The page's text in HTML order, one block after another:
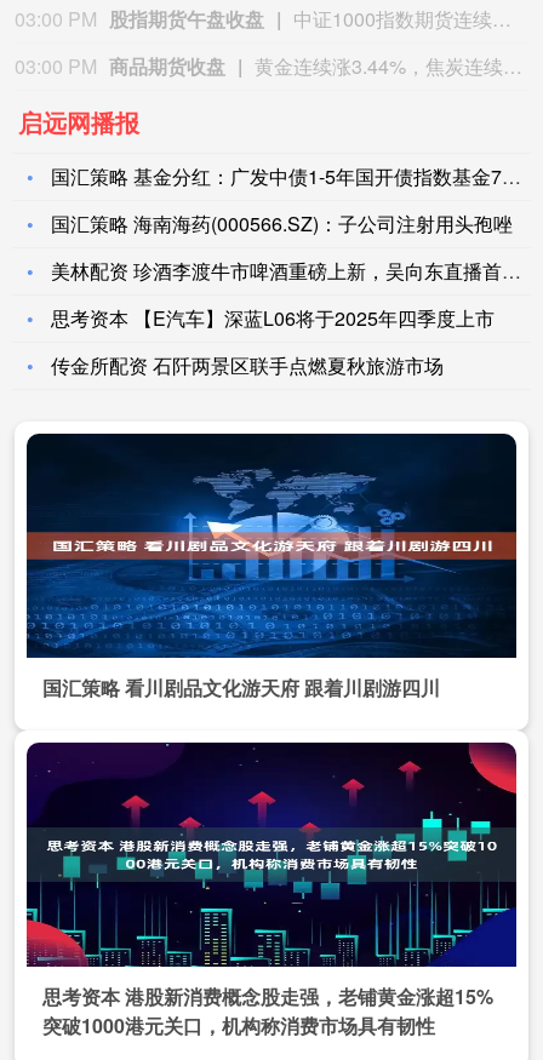
03:00 PM 股指期货午盘收盘
中证1000指数期货连续涨0.43%， 沪深300指数期货连续跌0.13%， 中证500指数期货连续跌0.07%， 上证50指数期货连续基本持平。
03:00 PM 商品期货收盘 黄金连续涨3.44%，焦炭连续涨2.72%，铁矿石连续涨2.64%，镍连续跌2.62%，白银连续涨2.61%。
启远网播报
国汇策略 基金分红：广发中债1-5年国开债指数基金7月14日
国汇策略 海南海药(000566.SZ)：子公司注射用头孢唑
美林配资 珍酒李渡牛市啤酒重磅上新，吴向东直播首秀全网最热
思考资本 【E汽车】深蓝L06将于2025年四季度上市
传金所配资 石阡两景区联手点燃夏秋旅游市场
国汇策略 看川剧品文化游天府 跟着川剧游四川
思考资本 港股新消费概念股走强，老铺黄金涨超15%
突破1000港元关口，机构称消费市场具有韧性